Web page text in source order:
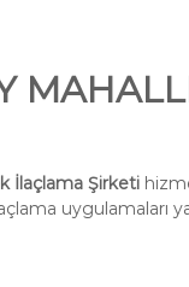
İlaçlama Şirketi
uygulamaları